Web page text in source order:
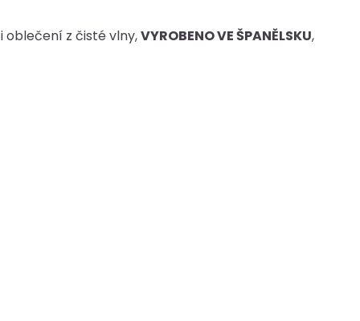
oblečení z čisté vlny,VYROBENO VE ŠPANĚLSKU,